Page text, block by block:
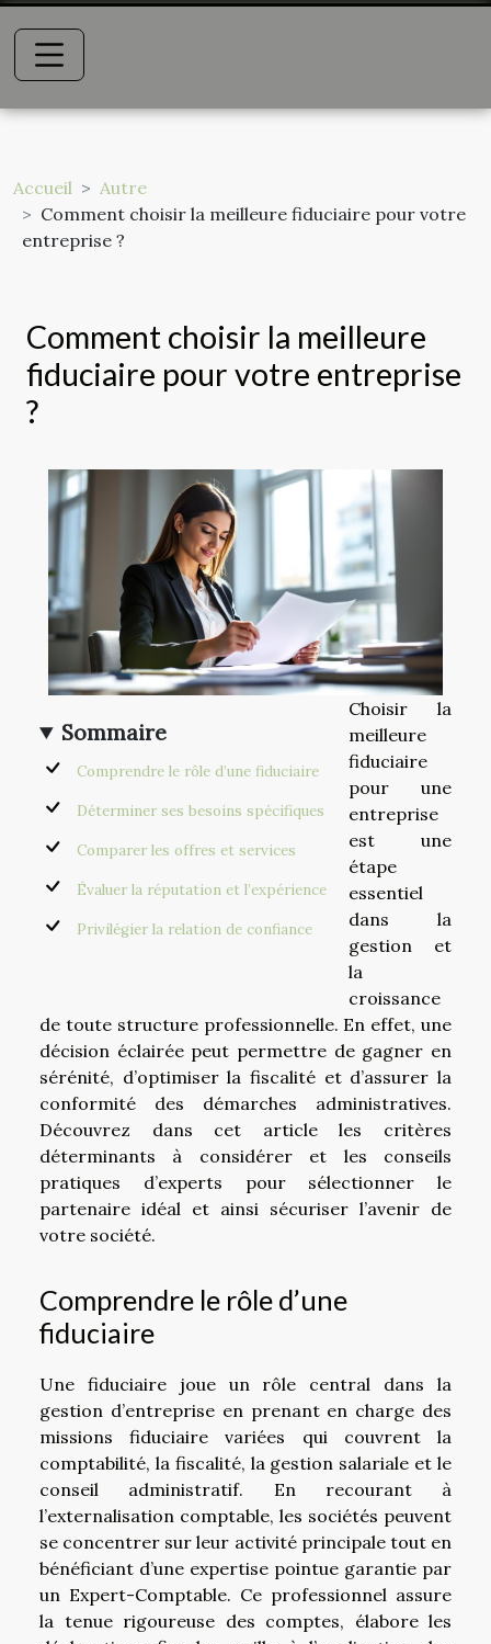
Accueil
Autre
Comment choisir la meilleure fiduciaire pour votre
entreprise ?
Comment choisir la meilleure
fiduciaire pour votre entreprise
?
Sommaire
Comprendre le rôle d’une fiduciaire
Déterminer ses besoins spécifiques
Comparer les offres et services
Évaluer la réputation et l’expérience
Privilégier la relation de confiance
Choisir la
meilleure
fiduciaire
pour une
entreprise
est une
étape
essentiel
dans la
gestion et
la
croissance
de toute structure professionnelle. En effet, une
décision éclairée peut permettre de gagner en
sérénité, d’optimiser la fiscalité et d’assurer la
conformité des démarches administratives.
Découvrez dans cet article les critères
déterminants à considérer et les conseils
pratiques d’experts pour sélectionner le
partenaire idéal et ainsi sécuriser l’avenir de
votre société.
Comprendre le rôle d’une
fiduciaire
Une fiduciaire joue un rôle central dans la
gestion d’entreprise en prenant en charge des
missions fiduciaire variées qui couvrent la
comptabilité, la fiscalité, la gestion salariale et le
conseil administratif. En recourant à
l’externalisation comptable, les sociétés peuvent
se concentrer sur leur activité principale tout en
bénéficiant d’une expertise pointue garantie par
un Expert-Comptable. Ce professionnel assure
la tenue rigoureuse des comptes, élabore les